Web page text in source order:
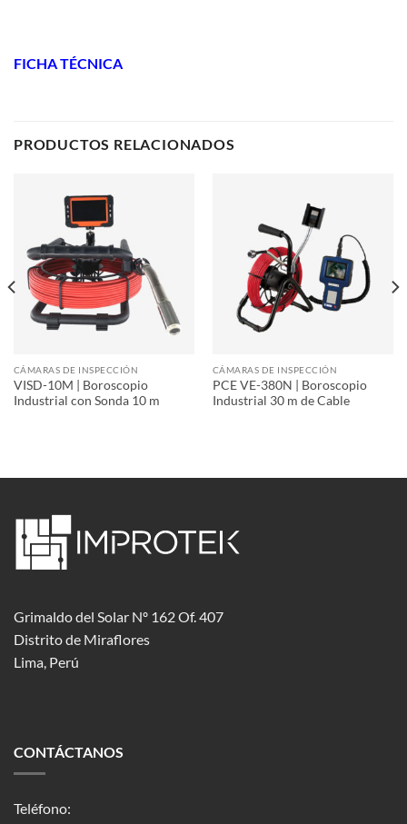
FICHA TÉCNICA
PRODUCTOS RELACIONADOS
CÁMARAS DE INSPECCIÓN
VISD-10M | Boroscopio
Industrial con Sonda 10 m
CÁMARAS DE INSPECCIÓN
PCE VE-380N | Boroscopio
Industrial 30 m de Cable
Grimaldo del Solar Nº 162 Of. 407
Distrito de Miraflores
Lima, Perú
CONTÁCTANOS
Teléfono: